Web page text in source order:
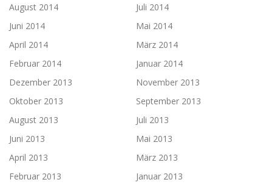
August 2014
Juli 2014
Juni 2014
Mai 2014
April 2014
März 2014
Februar 2014
Januar 2014
Dezember 2013
November 2013
Oktober 2013
September 2013
August 2013
Juli 2013
Juni 2013
Mai 2013
April 2013
März 2013
Februar 2013
Januar 2013